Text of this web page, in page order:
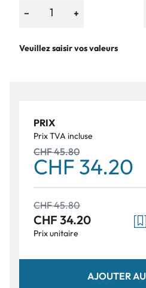
− +
Veuillez saisir vos valeurs
PRIX
Prix TVA incluse
CHF 45.80
CHF 34.20
CHF 45.80
CHF 34.20
Prix unitaire
AJOUTER